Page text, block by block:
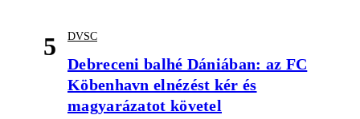
5 DVSC
Debreceni balhé Dániában: az FC
Köbenhavn elnézést kér és
magyarázatot követel